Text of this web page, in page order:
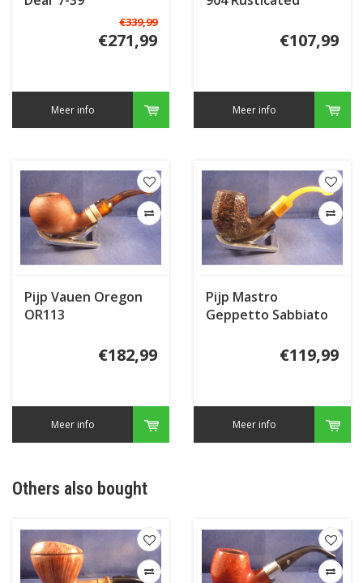
€339,99
€271,99
Meer info
€107,99
Meer info
Pijp Vauen Oregon
OR113
€182,99
Meer info
Pijp Mastro
Geppetto Sabbiato
€119,99
Meer info
Others also bought